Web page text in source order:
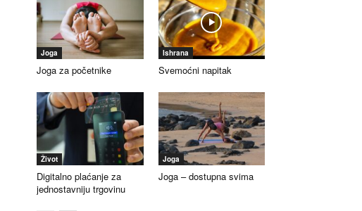
Joga
Joga za početnike
Ishrana
Svemoćni napitak
Život
Digitalno plaćanje za
jednostavniju trgovinu
Joga
Joga – dostupna svima